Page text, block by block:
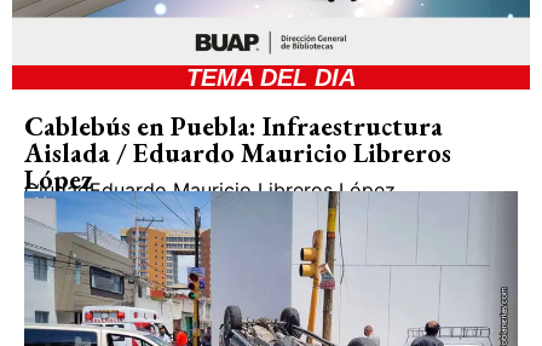
TEMA DEL DIA
Cablebús en Puebla: Infraestructura
Aislada / Eduardo Mauricio Libreros
López
CiudadEduardo Mauricio Libreros López